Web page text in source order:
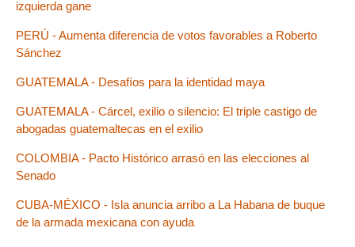
izquierda gane
PERÚ - Aumenta diferencia de votos favorables a Roberto
Sánchez
GUATEMALA - Desafíos para la identidad maya
GUATEMALA - Cárcel, exilio o silencio: El triple castigo de
abogadas guatemaltecas en el exilio
COLOMBIA - Pacto Histórico arrasó en las elecciones al
Senado
CUBA-MÉXICO - Isla anuncia arribo a La Habana de buque
de la armada mexicana con ayuda